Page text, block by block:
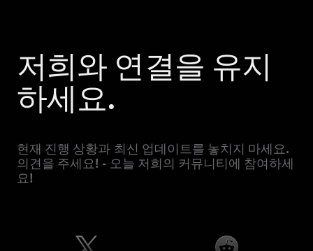
저희와 연결을 유지
하세요.
현재 진행 상황과 최신 업데이트를 놓치지 마세요.
의견을 주세요! - 오늘 저희의 커뮤니티에 참여하세
요!